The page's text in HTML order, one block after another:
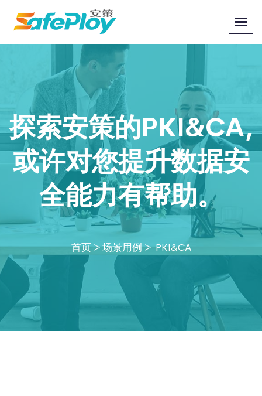
探索安策的PKI&CA,
或许对您提升数据安
全能力有帮助。
首页>场景用例> PKI&CA